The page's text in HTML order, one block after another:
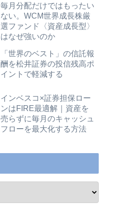
毎月分配だけではもったい
ない。WCM世界成長株厳
選ファンド〈資産成長型〉
はなぜ強いのか
「世界のベスト」の信託報
酬を松井証券の投信残高ポ
イントで軽減する
インベスコ×証券担保ロー
ンはFIRE最適解｜資産を
売らずに毎月のキャッシュ
フローを最大化する方法